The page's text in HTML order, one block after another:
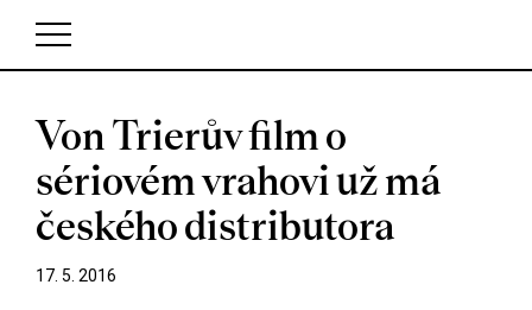
V košíku zatím nemáte žádné položky.
Von Trierův film o
sériovém vrahovi už má
českého distributora
17. 5. 2016